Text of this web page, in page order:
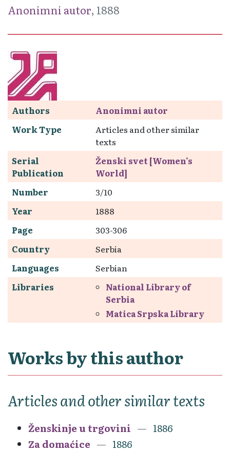
Anonimni autor, 1888
Authors
Anonimni autor
Work Type
Articles and other similar
texts
Serial
Publication
Ženski svet [Women's
World]
Number
3/10
Year
1888
Page
303-306
Country
Serbia
Languages
Serbian
Libraries
National Library of
Serbia
Matica Srpska Library
Works by this author
Articles and other similar texts
Ženskinje u trgovini
1886
Za domaćice
1886